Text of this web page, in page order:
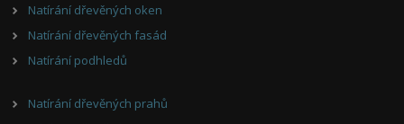
Natírání dřevěných oken
Natírání dřevěných fasád
Natírání podhledů
Natírání dřevěných prahů